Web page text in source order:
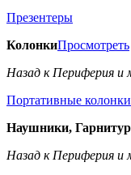
Презентеры
КолонкиПросмотреть
Назад к Периферия и
Портативные колонки
Наушники,
Назад к Периферия и